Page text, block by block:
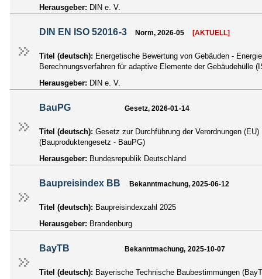
Herausgeber: DIN e. V.
DIN EN ISO 52016-3 Norm, 2026-05 [AKTUELL]
Titel (deutsch): Energetische Bewertung von Gebäuden -
Berechnungsverfahren für adaptive Elemente der Gebäudehülle
Herausgeber: DIN e. V.
BauPG Gesetz, 2026-01-14
Titel (deutsch): Gesetz zur Durchführung der Verordnungen
(Bauproduktengesetz - BauPG)
Herausgeber: Bundesrepublik Deutschland
Baupreisindex BB Bekanntmachung, 2025-06-12
Titel (deutsch): Baupreisindexzahl 2025
Herausgeber: Brandenburg
BayTB Bekanntmachung, 2025-10-07
Titel (deutsch): Bayerische Technische Baubestimmungen